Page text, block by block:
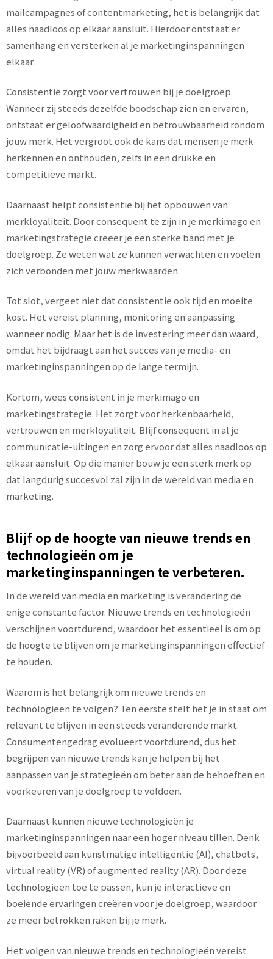
mailcampagnes of contentmarketing, het is belangrijk dat
alles naadloos op elkaar aansluit. Hierdoor ontstaat er
samenhang en versterken al je marketinginspanningen
elkaar.
Consistentie zorgt voor vertrouwen bij je doelgroep.
Wanneer zij steeds dezelfde boodschap zien en ervaren,
ontstaat er geloofwaardigheid en betrouwbaarheid rondom
jouw merk. Het vergroot ook de kans dat mensen je merk
herkennen en onthouden, zelfs in een drukke en
competitieve markt.
Daarnaast helpt consistentie bij het opbouwen van
merkloyaliteit. Door consequent te zijn in je merkimago en
marketingstrategie creëer je een sterke band met je
doelgroep. Ze weten wat ze kunnen verwachten en voelen
zich verbonden met jouw merkwaarden.
Tot slot, vergeet niet dat consistentie ook tijd en moeite
kost. Het vereist planning, monitoring en aanpassing
wanneer nodig. Maar het is de investering meer dan waard,
omdat het bijdraagt aan het succes van je media- en
marketinginspanningen op de lange termijn.
Kortom, wees consistent in je merkimago en
marketingstrategie. Het zorgt voor herkenbaarheid,
vertrouwen en merkloyaliteit. Blijf consequent in al je
communicatie-uitingen en zorg ervoor dat alles naadloos op
elkaar aansluit. Op die manier bouw je een sterk merk op
dat langdurig succesvol zal zijn in de wereld van media en
marketing.
Blijf op de hoogte van nieuwe trends en
technologieën om je
marketinginspanningen te verbeteren.
In de wereld van media en marketing is verandering de
enige constante factor. Nieuwe trends en technologieën
verschijnen voortdurend, waardoor het essentieel is om op
de hoogte te blijven om je marketinginspanningen effectief
te houden.
Waarom is het belangrijk om nieuwe trends en
technologieën te volgen? Ten eerste stelt het je in staat om
relevant te blijven in een steeds veranderende markt.
Consumentengedrag evolueert voortdurend, dus het
begrijpen van nieuwe trends kan je helpen bij het
aanpassen van je strategieën om beter aan de behoeften en
voorkeuren van je doelgroep te voldoen.
Daarnaast kunnen nieuwe technologieën je
marketinginspanningen naar een hoger niveau tillen. Denk
bijvoorbeeld aan kunstmatige intelligentie (AI), chatbots,
virtual reality (VR) of augmented reality (AR). Door deze
technologieën toe te passen, kun je interactieve en
boeiende ervaringen creëren voor je doelgroep, waardoor
ze meer betrokken raken bij je merk.
Het volgen van nieuwe trends en technologieën vereist